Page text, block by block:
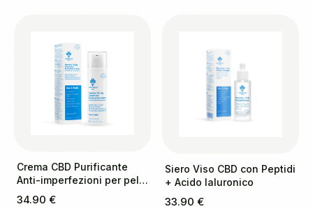
Crema CBD Purificante
Anti-imperfezioni per pelli
a tendenza acneica
34.90 €
Siero Viso CBD con Peptidi
+ Acido Ialuronico
33.90 €